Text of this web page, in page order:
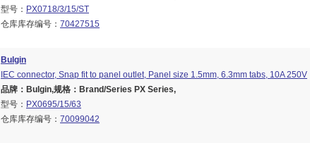
型号： PX0718/3/15/ST
仓库库存编号： 70427515
Bulgin
IEC connector, Snap fit to panel outlet, Panel size 1.5mm, 6.3mm tabs, 10A 250V
品牌：Bulgin,规格：Brand/Series PX Series,
型号： PX0695/15/63
仓库库存编号： 70099042